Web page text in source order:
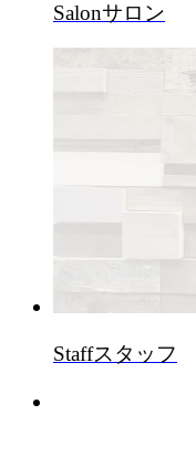
Salonサロン
Staffスタッフ